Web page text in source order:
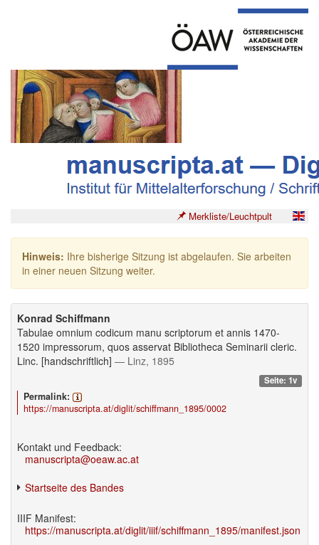
Merkliste/Leuchtpult
Hinweis: Ihre bisherige Sitzung ist abgelaufen. Sie arbeiten
in einer neuen Sitzung weiter.
Konrad Schiffmann
Tabulae omnium codicum manu scriptorum et annis 1470-
1520 impressorum, quos asservat Bibliotheca Seminarii cleric.
Linc. [handschriftlich] — Linz, 1895
Seite: 1v
Permalink:
https://manuscripta.at/diglit/schiffmann_1895/0002
Kontakt und Feedback:
manuscripta@oeaw.ac.at
Startseite des Bandes
IIIF Manifest:
https://manuscripta.at/diglit/iiif/schiffmann_1895/manifest.json